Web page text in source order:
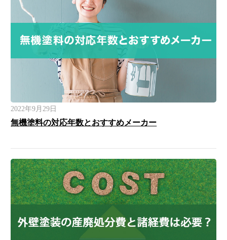
2022年9月29日
無機塗料の対応年数とおすすめメーカー